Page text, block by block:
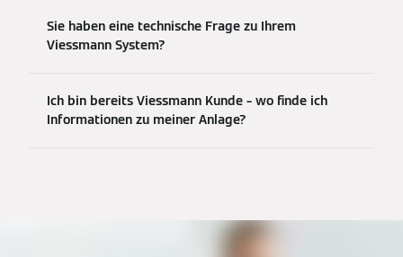
Sie haben eine technische Frage zu Ihrem
Viessmann System?
Ich bin bereits Viessmann Kunde – wo finde ich
Informationen zu meiner Anlage?